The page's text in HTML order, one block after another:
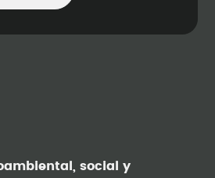
social y